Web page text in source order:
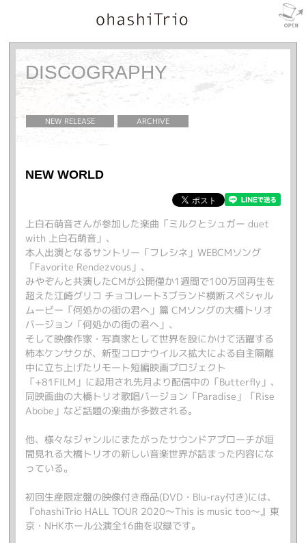
DISCOGRAPHY
NEW RELEASE ARCHIVE
NEW WORLD
上白石萌音さんが参加した楽曲「ミルクとシュガー duet
with 上白石萌音」、
本人出演となるサントリー「フレシネ」WEBCMソング
「Favorite Rendezvous」、
みやぞんと共演したCMが公開僅か1週間で100万回再生を
超えた江崎グリコ チョコレート3ブランド横断スペシャル
ムービー「何処かの街の君へ」篇 CMソングの大橋トリオ
バージョン「何処かの街の君へ」、
そして映像作家・写真家として世界を股にかけて活躍する
柿本ケンサクが、新型コロナウイルス拡大による自主隔離
中に立ち上げたリモート短編映画プロジェクト
「+81FILM」に起用され先月より配信中の「Butterfly」、
同映画曲の大橋トリオ歌唱バージョン「Paradise」「Rise
Abobe」など話題の楽曲が多数される。
他、様々なジャンルにまたがったサウンドアプローチが垣
間見れる大橋トリオの新しい音楽世界が詰まった内容にな
っている。
初回生産限定盤の映像付き商品(DVD・Blu-ray付き)には、
『ohashiTrio HALL TOUR 2020～This is music too～』東
京・NHKホール公演全16曲を収録です。